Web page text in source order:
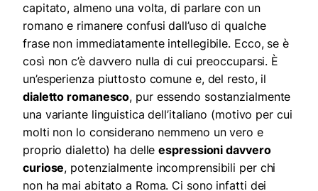
capitato, almeno una volta, di parlare con un
romano e rimanere confusi dall’uso di qualche
frase non immediatamente intellegibile. Ecco, se è
così non c’è davvero nulla di cui preoccuparsi. È
un’esperienza piuttosto comune e, del resto, il
dialetto romanesco, pur essendo sostanzialmente
una variante linguistica dell’italiano (motivo per cui
molti non lo considerano nemmeno un vero e
proprio dialetto) ha delleespressioni davvero
curiose, potenzialmente incomprensibili per chi
non ha mai abitato a Roma. Ci sono infatti dei